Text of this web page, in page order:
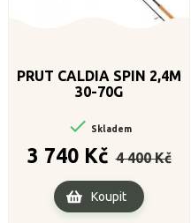
PRUT CALDIA SPIN 2,4M
30-70G
 Skladem
3 740 Kč cena
4 400 Kč
Cena
Koupit